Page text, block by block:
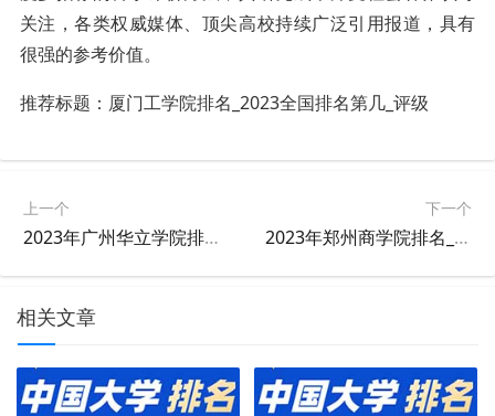
关注，各类权威媒体、顶尖高校持续广泛引用报道，具有
很强的参考价值。
推荐标题： 厦门工学院排名 _2023全国排名第几_评级
上一个
2023年广州华立学院排名_评级
下一个
2023年郑州商学院排名_评级
相关文章